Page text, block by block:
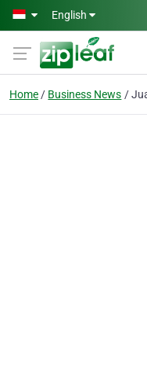
Skip to main content
English
Home Business News